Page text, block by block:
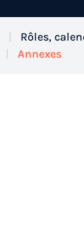
| Rôles,
| Annexes